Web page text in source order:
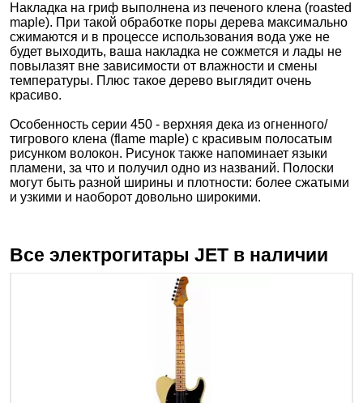
Накладка на гриф выполнена из печеного клена (roasted
maple). При такой обработке поры дерева максимально
сжимаются и в процессе использования вода уже не
будет выходить, ваша накладка не сожмется и лады не
повылазят вне зависимости от влажности и смены
температуры. Плюс такое дерево выглядит очень
красиво.
Особенность серии 450 - верхняя дека из огненного/
тигрового клена (flame maple) с красивым полосатым
рисунком волокон. Рисунок также напоминает языки
пламени, за что и получил одно из названий. Полоски
могут быть разной ширины и плотности: более сжатыми
и узкими и наоборот довольно широкими.
Все электрогитары JET в наличии